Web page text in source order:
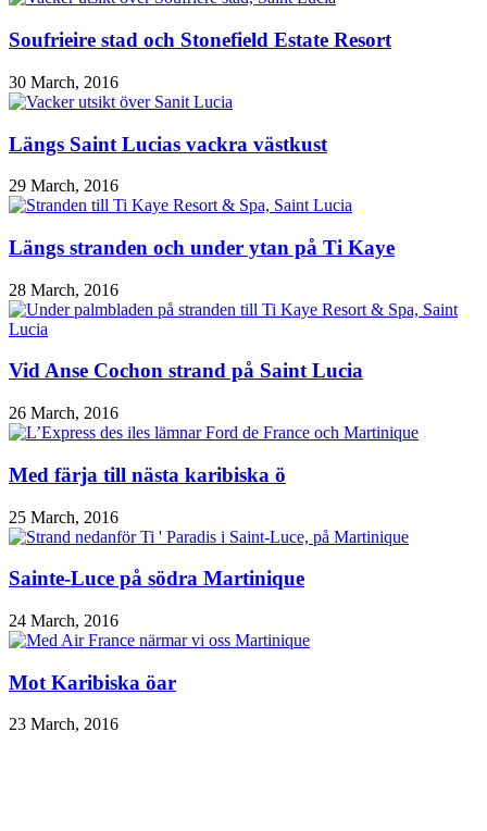
Soufrieire stad och Stonefield Estate Resort
30 March, 2016
Längs Saint Lucias vackra västkust
29 March, 2016
Längs stranden och under ytan på Ti Kaye
28 March, 2016
Vid Anse Cochon strand på Saint Lucia
26 March, 2016
Med färja till nästa karibiska ö
25 March, 2016
Sainte-Luce på södra Martinique
24 March, 2016
Mot Karibiska öar
23 March, 2016